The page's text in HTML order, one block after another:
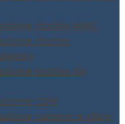
rischio MMC
rischio
rischio da
CEM
rumore e vibro